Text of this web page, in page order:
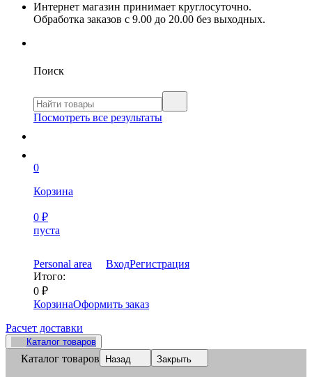
Интернет магазин принимает круглосуточно.
Обработка заказов с 9.00 до 20.00 без выходных.
Поиск
Посмотреть все результаты
0
Корзина
0 ₽
пуста
Personal area ВходРегистрация
Итого:
0 ₽
КорзинаОформить заказ
Расчет доставки
Каталог товаров
Каталог товаров Назад Закрыть